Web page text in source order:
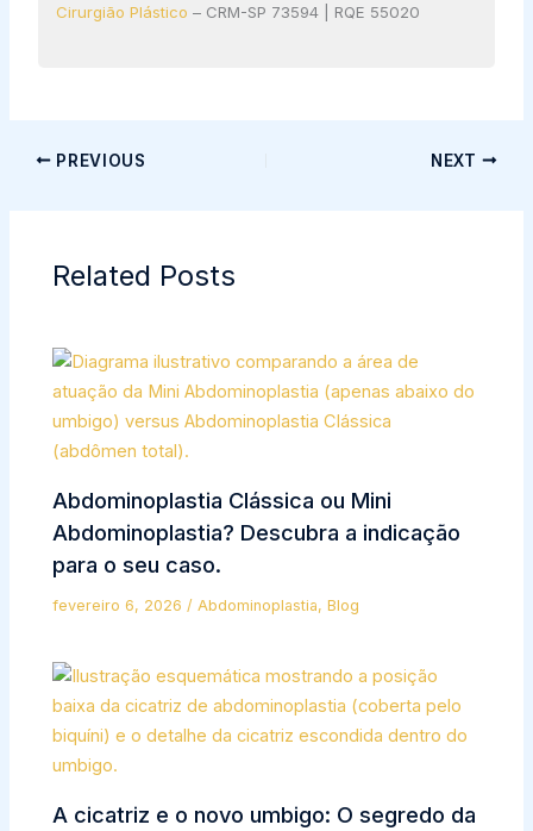
Cirurgião Plástico – CRM-SP 73594 | RQE 55020
PREVIOUS NEXT
Related Posts
Abdominoplastia Clássica ou Mini
Abdominoplastia? Descubra a indicação
para o seu caso.
fevereiro 6, 2026 / Abdominoplastia,Blog
A cicatriz e o novo umbigo: O segredo da